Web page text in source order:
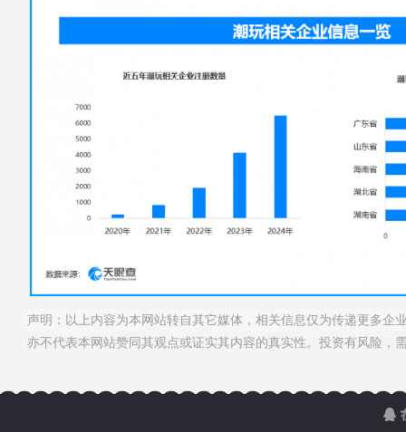
声明：以上内容为本网站转自其它媒体，相关信息仅为传递更多企
亦不代表本网站赞同其观点或证实其内容的真实性。投资有风险，